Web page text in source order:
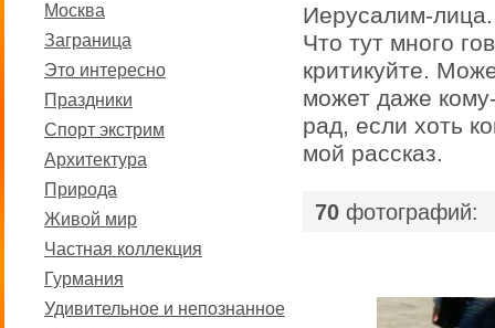
Москва
Заграница
Это интересно
Праздники
Спорт экстрим
Архитектура
Природа
Живой мир
Частная коллекция
Гурмания
Удивительное и непознанное
Иерусалим-
Что тут много
критикуйте.
может даже
рад, если хоть
мой рассказ.
70 фотографий: